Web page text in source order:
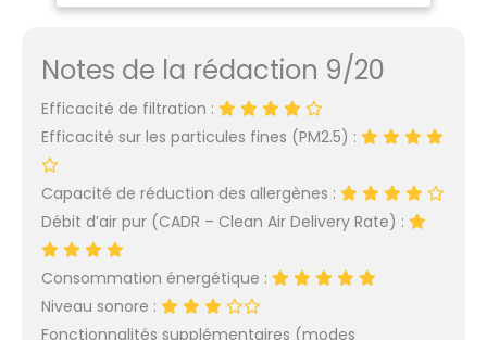
micron pour les filtres
système PCO agit sur les
surfaces en plus de l'air.
Notes de la rédaction 9/20
Efficacité de filtration :
Efficacité sur les particules fines (PM2.5) :
Capacité de réduction des allergènes :
Débit d’air pur (CADR – Clean Air Delivery Rate) :
Consommation énergétique :
Niveau sonore :
Fonctionnalités supplémentaires (modes